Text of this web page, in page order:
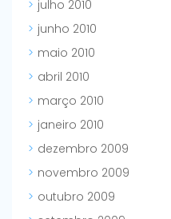
julho 2010
junho 2010
maio 2010
abril 2010
março 2010
janeiro 2010
dezembro 2009
novembro 2009
outubro 2009